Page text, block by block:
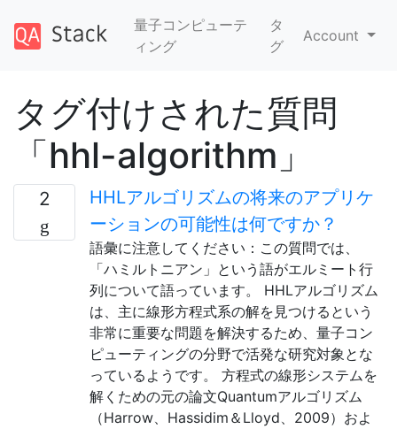
量子コンピューテ
ィング
タ
グ
Account
タグ付けされた質問
「hhl-algorithm」
2
HHLアルゴリズムの将来のアプリケ
ーションの可能性は何ですか？
語彙に注意してください：この質問では、
「ハミルトニアン」という語がエルミート行
列について語っています。 HHLアルゴリズム
は、主に線形方程式系の解を見つけるという
非常に重要な問題を解決するため、量子コン
ピューティングの分野で活発な研究対象とな
っているようです。 方程式の線形システムを
解くための元の論文Quantumアルゴリズム
（Harrow、Hassidim＆Lloyd、2009）およ